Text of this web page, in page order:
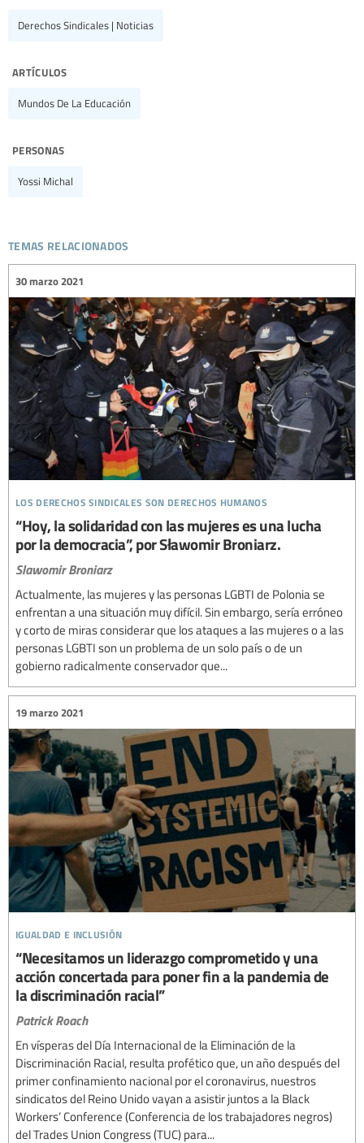
Derechos Sindicales | Noticias
artículos
Mundos De La Educación
personas
Yossi Michal
temas relacionados
los derechos sindicales son derechos humanos
30 marzo 2021
“Hoy, la solidaridad con las mujeres es una lucha
por la democracia”, por Sławomir Broniarz.
Slawomir Broniarz
Actualmente, las mujeres y las personas LGBTI de Polonia se
enfrentan a una situación muy difícil. Sin embargo, sería erróneo
y corto de miras considerar que los ataques a las mujeres o a las
personas LGBTI son un problema de un solo país o de un
gobierno radicalmente conservador que...
igualdad e inclusión
19 marzo 2021
“Necesitamos un liderazgo comprometido y una
acción concertada para poner fin a la pandemia de
la discriminación racial”
Patrick Roach
En vísperas del Día Internacional de la Eliminación de la
Discriminación Racial, resulta profético que, un año después del
primer confinamiento nacional por el coronavirus, nuestros
sindicatos del Reino Unido vayan a asistir juntos a la Black
Workers’ Conference (Conferencia de los trabajadores negros)
del Trades Union Congress (TUC) para...